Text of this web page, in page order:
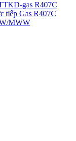
gas R407C
tiếp Gas R407C
MWW